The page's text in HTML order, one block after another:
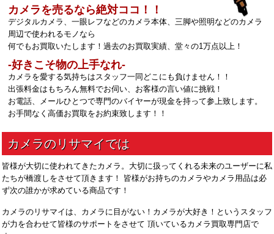
カメラを売るなら絶対ココ！！
デジタルカメラ、一眼レフなどのカメラ本体、三脚や照明などのカメラ
周辺で使われるモノなら
何でもお買取いたします！過去のお買取実績、堂々の1万点以上！
‐好きこそ物の上手なれ‐
カメラを愛する気持ちはスタッフ一同どこにも負けません！！
出張料金はもちろん無料でお伺い、お客様の言い値に挑戦！
お電話、メールひとつで専門のバイヤーが現金を持って参上致します。
お手間なく高価お買取をお約束致します！！
皆様が大切に使われてきたカメラ。大切に扱ってくれる未来のユーザーに私
たちが橋渡しをさせて頂きます！ 皆様がお持ちのカメラやカメラ用品は必
ず次の誰かが求めている商品です！
カメラのリサマイは、カメラに目がない！カメラが大好き！というスタッフ
が力を合わせて皆様のサポートをさせて 頂いているカメラ買取専門店で